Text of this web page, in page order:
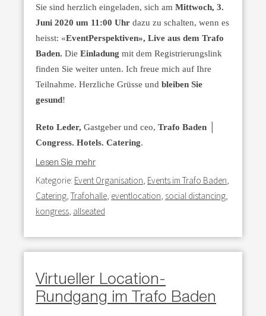
Sie sind herzlich eingeladen, sich am Mittwoch, 3.
Juni 2020 um 11:00 Uhr dazu zu schalten, wenn es
heisst: «EventPerspektiven», Live aus dem Trafo
Baden. Die Einladung mit dem Registrierungslink
finden Sie weiter unten. Ich freue mich auf Ihre
Teilnahme. Herzliche Grüsse und bleiben Sie
gesund!
Reto Leder, Gastgeber und ceo, Trafo Baden │
Congress. Hotels. Catering.
Lesen Sie mehr
Kategorie: Event Organisation, Events im Trafo Baden,
Catering, Trafohalle, eventlocation, social distancing,
kongress, allseated
Virtueller Location-
Rundgang im Trafo Baden